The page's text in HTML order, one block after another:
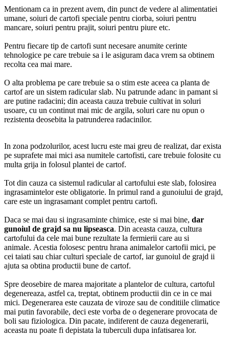
Mentionam ca in prezent avem, din punct de vedere al alimentatiei
umane, soiuri de cartofi speciale pentru ciorba, soiuri pentru
mancare, soiuri pentru prajit, soiuri pentru piure etc.
Pentru fiecare tip de cartofi sunt necesare anumite cerinte
tehnologice pe care trebuie sa i le asiguram daca vrem sa obtinem
recolta cea mai mare.
O alta problema pe care trebuie sa o stim este aceea ca planta de
cartof are un sistem radicular slab. Nu patrunde adanc in pamant si
are putine radacini; din aceasta cauza trebuie cultivat in soluri
usoare, cu un continut mai mic de argila, soluri care nu opun o
rezistenta deosebita la patrunderea radacinilor.
In zona podzolurilor, acest lucru este mai greu de realizat, dar exista
pe suprafete mai mici asa numitele cartofisti, care trebuie folosite cu
multa grija in folosul plantei de cartof.
Tot din cauza ca sistemul radicular al cartofului este slab, folosirea
ingrasamintelor este obligatorie. In primul rand a gunoiului de grajd,
care este un ingrasamant complet pentru cartofi.
Daca se mai dau si ingrasaminte chimice, este si mai bine, dar
gunoiul de grajd sa nu lipseasca. Din aceasta cauza, cultura
cartofului da cele mai bune rezultate la fermierii care au si
animale. Acestia folosesc pentru hrana animalelor cartofii mici, pe
cei taiati sau chiar culturi speciale de cartof, iar gunoiul de grajd ii
ajuta sa obtina productii bune de cartof.
Spre deosebire de marea majoritate a plantelor de cultura, cartoful
degenereaza, astfel ca, treptat, obtinem productii din ce in ce mai
mici. Degenerarea este cauzata de viroze sau de conditiile climatice
mai putin favorabile, deci este vorba de o degenerare provocata de
boli sau fiziologica. Din pacate, indiferent de cauza degenerarii,
aceasta nu poate fi depistata la tuberculi dupa infatisarea lor.